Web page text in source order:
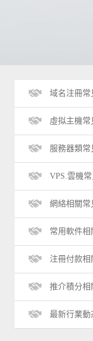
域名注冊常
虛拟主機常
服務器類常
VPS.雲機
網絡相關常
常用軟件相
注冊付款相
推介積分相
最新行業動